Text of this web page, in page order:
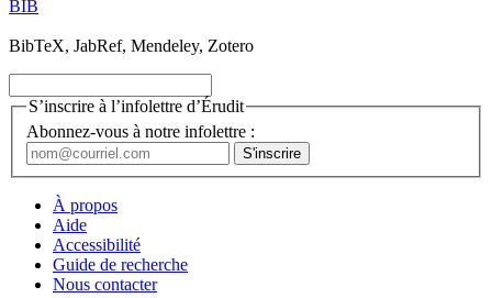
BIB
BibTeX, JabRef, Mendeley, Zotero
S’inscrire à l’infolettre d’Érudit
Abonnez-vous à notre infolettre :
À propos
Aide
Accessibilité
Guide de recherche
Nous contacter